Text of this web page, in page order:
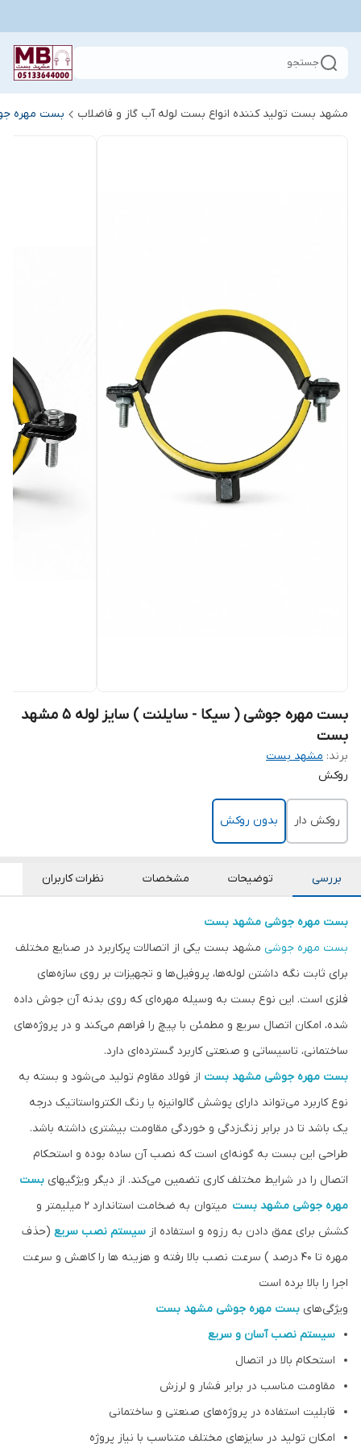
جستجو
مشهد بست تولید کننده انواع بست لوله آب گاز و فاضلاب بست مهره
بست مهره جوشی ( سیکا - سایلنت ) سایز لوله 5 مشهد
بست
برند: مشهد بست
روکش
روکش دار بدون روکش
بررسی توضیحات مشخصات نظرات کاربران
بست مهره جوشی مشهد بست
بست مهره جوشی مشهد بست یکی از اتصالات پرکاربرد در صنایع مختلف
برای ثابت نگه داشتن لوله‌ها، پروفیل‌ها و تجهیزات بر روی سازه‌های
فلزی است. این نوع بست به وسیله مهره‌ای که روی بدنه آن جوش داده
شده، امکان اتصال سریع و مطمئن با پیچ را فراهم می‌کند و در پروژه‌های
ساختمانی، تاسیساتی و صنعتی کاربرد گسترده‌ای دارد.
بست مهره جوشی مشهد بست از فولاد مقاوم تولید می‌شود و بسته به
نوع کاربرد می‌تواند دارای پوشش گالوانیزه یا رنگ الکترواستاتیک درجه
یک باشد تا در برابر زنگ‌زدگی و خوردگی مقاومت بیشتری داشته باشد.
طراحی این بست به گونه‌ای است که نصب آن ساده بوده و استحکام
اتصال را در شرایط مختلف کاری تضمین می‌کند. از دیگر ویژگیهای بست
مهره جوشی مشهد بست
میتوان به ضخامت استاندارد 2 میلیمتر و
کشش برای عمق دادن به رزوه و استفاده از سیستم نصب سریع (حذف
مهره تا 40 درصد ) سرعت نصب بالا رفته و هزینه ها را کاهش و سرعت
اجرا را بالا برده است
ویژگی‌های بست مهره جوشی مشهد بست
سیستم نصب آسان و سریع
استحکام بالا در اتصال
مقاومت مناسب در برابر فشار و لرزش
قابلیت استفاده در پروژه‌های صنعتی و ساختمانی
امکان تولید در سایزهای مختلف متناسب با نیاز پروژه